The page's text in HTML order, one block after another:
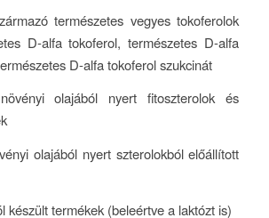
természetes vegyes tokoferolok
D-alfa tokoferol, természetes D-alfa
D-alfa tokoferol szukcinát
olajából nyert fitoszterolok és
olajából nyert szterolokból előállított
termékek (beleértve a laktózt is)